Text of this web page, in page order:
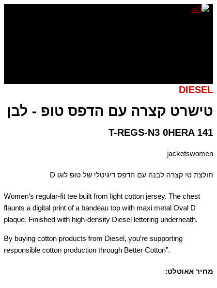
דילוג
DIESEL
טישרט קצרה עם הדפס טופ - לבן
T-REGS-N3 0HERA 141
jacketswomen
חולצת טי קצרה לבנה עם הדפס דיגיטלי של טופ לוגו D
Women's regular-fit tee built from light cotton jersey. The chest
flaunts a digital print of a bandeau top with maxi metal Oval D
plaque. Finished with high-density Diesel lettering underneath.
By buying cotton products from Diesel, you’re supporting
responsible cotton production through Better Cotton”.
מחיר אאוטלט: